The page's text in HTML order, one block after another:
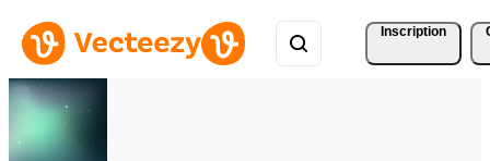
Inscription